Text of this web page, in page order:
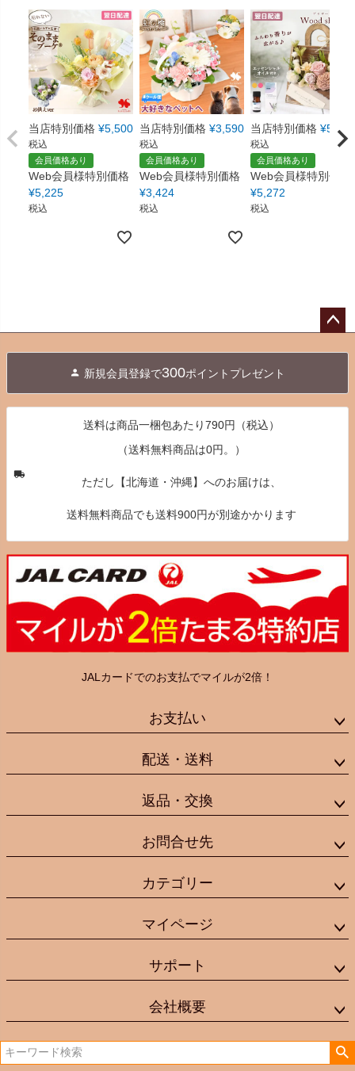
当店特別価格 ¥5,500
税込
会員価格あり
Web会員様特別価格
¥5,225
税込
当店特別価格 ¥3,590
税込
会員価格あり
Web会員様特別価格
¥3,424
税込
当店特別価格 ¥5,550
税込
会員価格あり
Web会員様特別価格
¥5,272
税込
へ
新規会員登録で300ポイントプレゼント
送料は商品一梱包あたり790円（税込）
（送料無料商品は0円。）
ただし【北海道・沖縄】へのお届けは、
送料無料商品でも送料900円が別途かかります
JALカードでのお支払でマイルが2倍！
お支払い
配送・送料
返品・交換
お問合せ先
カテゴリー
マイページ
サポート
会社概要